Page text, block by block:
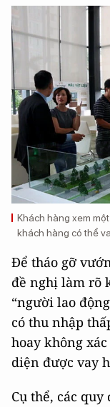
Khách hàng xem
khách hàng có thể
Để tháo gỡ
đề nghị làm rõ
“người lao
có thu nhập
hoay không
diện được vay
Cụ thể, các